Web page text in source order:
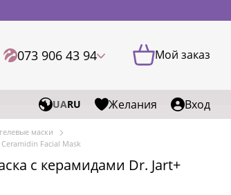
073 906 43 94 Мой заказ
UARU Желания Вход
маски
Facial Mask
с керамидами Dr. Jart+